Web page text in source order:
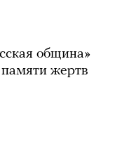
община»
жертв